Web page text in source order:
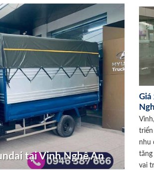
tại Vinh Nghệ An
Giá
nhu
vai